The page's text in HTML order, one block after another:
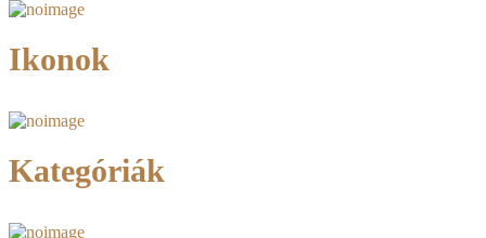
Ikonok
Kategóriák